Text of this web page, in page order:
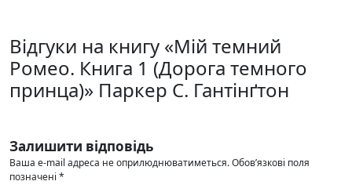
Відгуки на книгу «Мій темний
Ромео. Книга 1 (Дорога темного
принца)» Паркер С. Гантінґтон
Залишити відповідь
Ваша e-mail адреса не оприлюднюватиметься.Обов’язкові поля
позначені *